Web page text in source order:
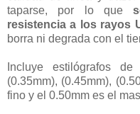
taparse, por lo que
resistencia a los rayos
borra ni degrada con el
Incluye estilógrafos de
(0.35mm), (0.45mm),
fino y el 0.50mm es el